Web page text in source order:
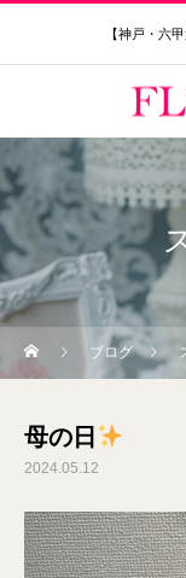
【神戸・六
ブログ
母の日
2024.05.12